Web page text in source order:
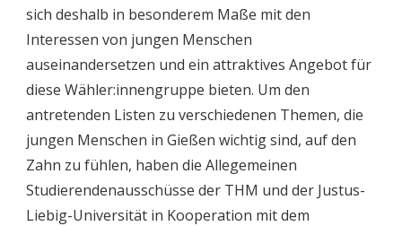
sich deshalb in besonderem Maße mit den
Interessen von jungen Menschen
auseinandersetzen und ein attraktives Angebot für
diese Wähler:innengruppe bieten. Um den
antretenden Listen zu verschiedenen Themen, die
jungen Menschen in Gießen wichtig sind, auf den
Zahn zu fühlen, haben die Allegemeinen
Studierendenausschüsse der THM und der Justus-
Liebig-Universität in Kooperation mit dem